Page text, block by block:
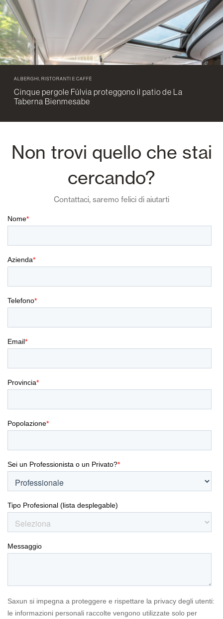
ALBERGHI, RISTORANTI E CAFFÈ
Cinque pergole Fúlvia proteggono il patio de La
Taberna Bienmesabe
Non trovi quello che stai
cercando?
Contattaci, saremo felici di aiutarti